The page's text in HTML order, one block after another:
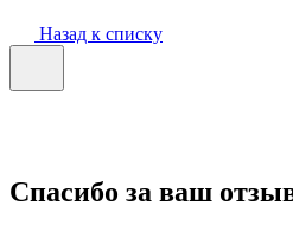
Назад к списку
Спасибо за ваш